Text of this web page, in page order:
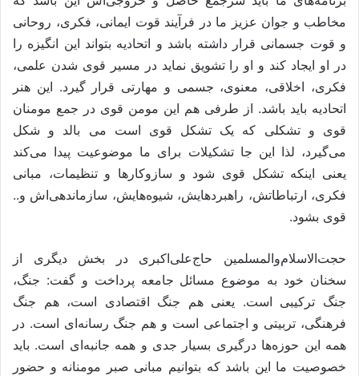
مخاطب و جوان عزیز ما در فرآیند قوت ایمانی، فکری، روحانی
و قوت جسمانی قرار داشته باشد و اتحادیه بتواند این انگیزه را
در او ایجاد کند و او را تشویق نماید در مسیر قوی شدن علمی،
فکری، اخلاقی، معنوی، جسمی و مهارتی قرار گیرد. این هنر
اتحادیه باید باشد. از طرفی هم این مومن قوی در جمع مومنان
قوی و تشکلی که یک تشکل قوی است می بالد و شکل
می‌گیرد، لذا این جا تشکیلات برای ما موضوعیت پیدا می‌کند
یعنی اینکه تشکل قوی شود و سازوکارها و تنظیمات، مبانی
فکری، ارتباطاتش، راهبردهایش، شیوه‌هایش، سازماندهی‌اش و..
قوی بشود.
حجت‌الاسلام‌والمسلمین حاج‌علی‌اکبری در بخش دیگری از
سخنان خود به موضوع مسائل جامعه پرداخت و گفت: جنگ،
جنگ ترکیبی است. یعنی هم جنگ اقتصادی است، هم جنگ
فرهنگی، تربیتی و اجتماعی است و هم جنگ رسانه‌ای است. در
همه این حوزه‌ها درگیری بسیار جدی و همه جانبه‌ای است. باید
خصوصیت ما این باشد که بتوانیم مبانی صبر مومنانه و حضور